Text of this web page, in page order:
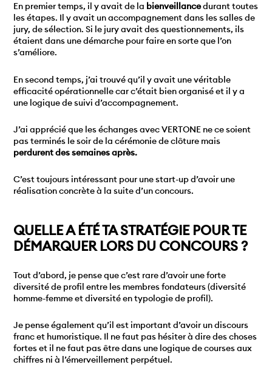
En premier temps, il y avait de la bienveillancedurant toutes
les étapes. Il y avait un accompagnement dans les salles de
jury, de sélection. Si le jury avait des questionnements, ils
étaient dans une démarche pour faire en sorte que l’on
s’améliore.
En second temps, j’ai trouvé qu’il y avait une véritable
efficacité opérationnelle car c’était bien organisé et il y a
une logique de suivi d’accompagnement.
J’ai apprécié que les échanges avec VERTONE ne ce soient
pas terminés le soir de la cérémonie de clôture mais
perdurent des semaines après.
C’est toujours intéressant pour une start-up d’avoir une
réalisation concrète à la suite d’un concours.
QUELLE A ÉTÉ TA STRATÉGIE POUR TE
DÉMARQUER LORS DU CONCOURS ?
Tout d’abord, je pense que c’est rare d’avoir une forte
diversité de profil entre les membres fondateurs (diversité
homme-femme et diversité en typologie de profil).
Je pense également qu’il est important d’avoir un discours
franc et humoristique. Il ne faut pas hésiter à dire des choses
fortes et il ne faut pas être dans une logique de courses aux
chiffres ni à l’émerveillement perpétuel.